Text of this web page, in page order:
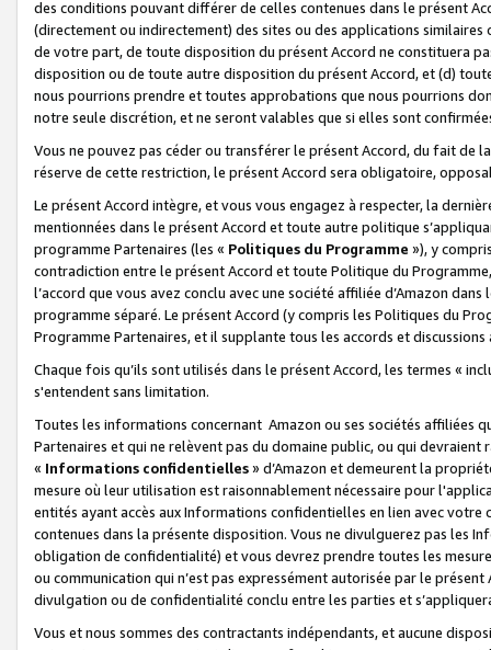
des conditions pouvant différer de celles contenues dans le présent
(directement ou indirectement) des sites ou des applications
de votre part, de toute disposition du présent Accord ne constituera
disposition ou de toute autre disposition du présent Accord, et (d)
nous pourrions prendre et toutes approbations que nous pourrions
notre seule discrétion, et ne seront valables que si elles sont
Vous ne pouvez pas céder ou transférer le présent Accord, du fait de
réserve de cette restriction, le présent Accord sera obligatoire,
Le présent Accord intègre, et vous vous engagez à respecter, la
mentionnées dans le présent Accord et toute autre politique
programme Partenaires (les « Politiques du Programme »), y
contradiction entre le présent Accord et toute Politique du
l’accord que vous avez conclu avec une société affiliée d’Amazon
programme séparé. Le présent Accord (y compris les Politiques du
Programme Partenaires, et il supplante tous les accords et discussions
Chaque fois qu’ils sont utilisés dans le présent Accord, les termes «
s'entendent sans limitation.
Toutes les informations concernant Amazon ou ses sociétés affiliées
Partenaires et qui ne relèvent pas du domaine public, ou qui
« Informations confidentielles» d’Amazon et demeurent la
mesure où leur utilisation est raisonnablement nécessaire pour
entités ayant accès aux Informations confidentielles en lien avec
contenues dans la présente disposition. Vous ne divulguerez pas les
obligation de confidentialité) et vous devrez prendre toutes les
ou communication qui n’est pas expressément autorisée par le
divulgation ou de confidentialité conclu entre les parties et
Vous et nous sommes des contractants indépendants, et aucune